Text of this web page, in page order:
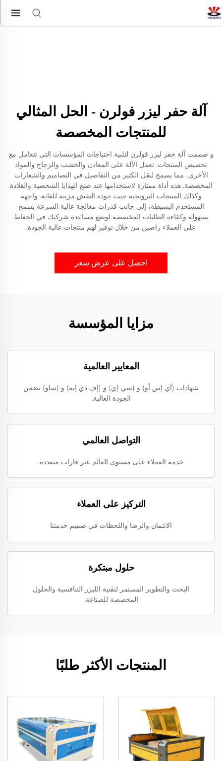
آلة حفر ليزر فولرن - الحل المثالي
للمنتجات المخصصة
و صممت آلة حفر ليزر فولرن لتلبية احتياجات المؤسسات التي تتعامل مع
تخصيص المنتجات. تعمل الآلة على المعادن والخشب والزجاج والمواد
الأخرى، مما يسمح لنقل الكثير من التفاصيل في التصاميم والشعارات
المخصصة. هذه أداة ممتازة لاستخدامها عند صنع الهدايا الشخصية والقلادة
وكذلك المنتجات الترويجية حيث جودة النقش مزينة للغاية. واجهة
المستخدم البسيطة، إلى جانب قدرات معالجة عالية السرعة يسمح
بسهولة وكفاءة الطلبات المخصصة لوضع مساعدة شركتك في الحفاظ
على العملاء راضين من خلال توفير لهم منتجات عالية الجودة.
احصل على عرض سعر
مزايا المؤسسة
المعايير العالمية
شهادات (آي إس أو) و (سي إي) و (إف دي إيه) و (ساو) تضمن
الجودة العالية.
التواصل العالمي
خدمة العملاء على مستوى العالم عبر قارات متعددة.
التركيز على العملاء
الائتمان والرضا واللحظات في صميم خدمتنا
حلول مبتكرة
البحث والتطوير المستمر لتقنية الليزر التنافسية والحلول
المخصصة للصناعة.
المنتجات الأكثر طلبًا